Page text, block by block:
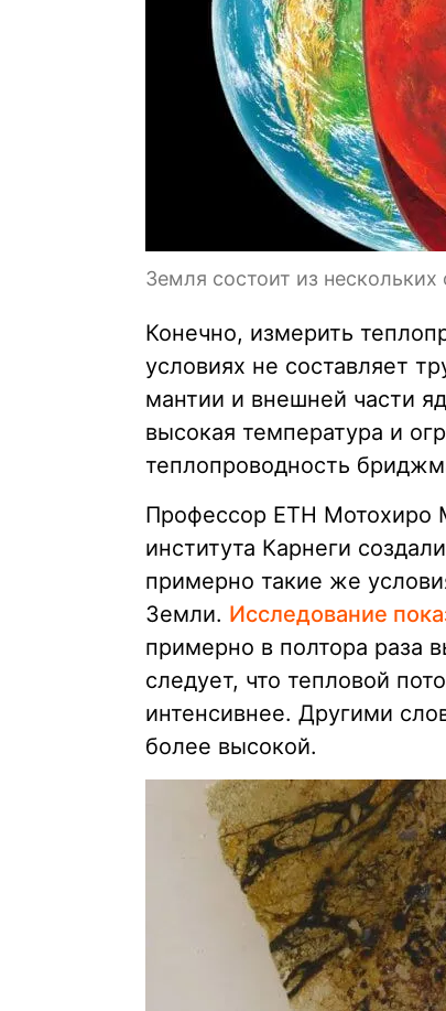
Земля состоит из
Конечно, измерить
условиях не составляет
мантии и внешней части
высокая температура и
теплопроводность
Профессор ETH Мотохиро
института Карнеги
примерно такие же
Земли. Исследование
примерно в полтора раза
следует, что тепловой
интенсивнее. Другими
более высокой.